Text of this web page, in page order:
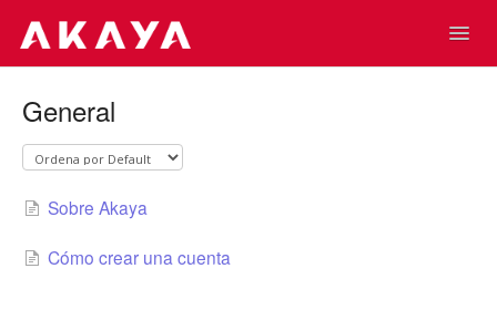
General
Sobre Akaya
Cómo crear una cuenta